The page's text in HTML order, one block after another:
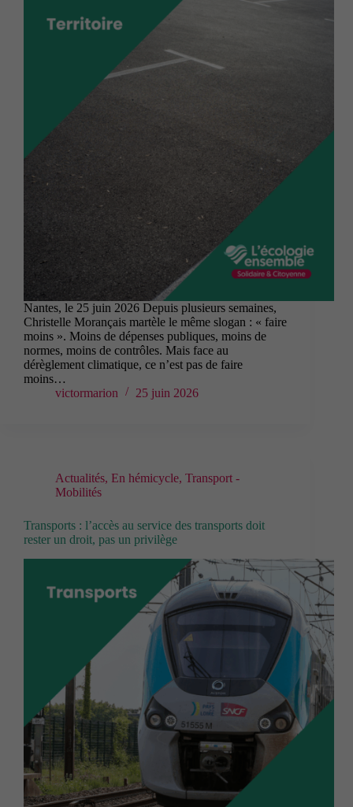
Nantes, le 25 juin 2026 Depuis plusieurs semaines,
Christelle Morançais martèle le même slogan : « faire
moins ». Moins de dépenses publiques, moins de
normes, moins de contrôles. Mais face au
dérèglement climatique, ce n’est pas de faire
moins…
victormarion
25 juin 2026
Actualités, En hémicycle, Transport -
Mobilités
Transports : l’accès au service des transports doit
rester un droit, pas un privilège